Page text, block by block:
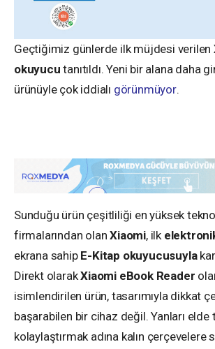
Geçtiğimiz günlerde ilk müjdesi verilen
okuyucu tanıtıldı. Yeni bir alana daha
ürünüyle çok iddialı görünmüyor.
Sunduğu ürün çeşitliliği en yüksek
firmalarından olanXiaomi, ilk
ekrana sahip E-Kitap okuyucusuyla
Direkt olarakXiaomi eBook Reader
isimlendirilen ürün, tasarımıyla dikkat
başarabilen bir cihaz değil. Yanları elde
kolaylaştırmak adına kalın çerçevelere